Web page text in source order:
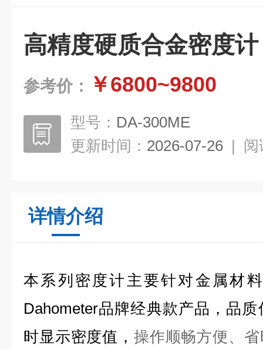
高精度硬质合金密度计
参考价： ￥6800~9800
型号： DA-300ME
更新时间： 2026-07-26 | 阅
详情介绍
本系列密度计主要针对金属材
Dahometer品牌经典款产品，品
时显示密度值， 操作顺畅方便、